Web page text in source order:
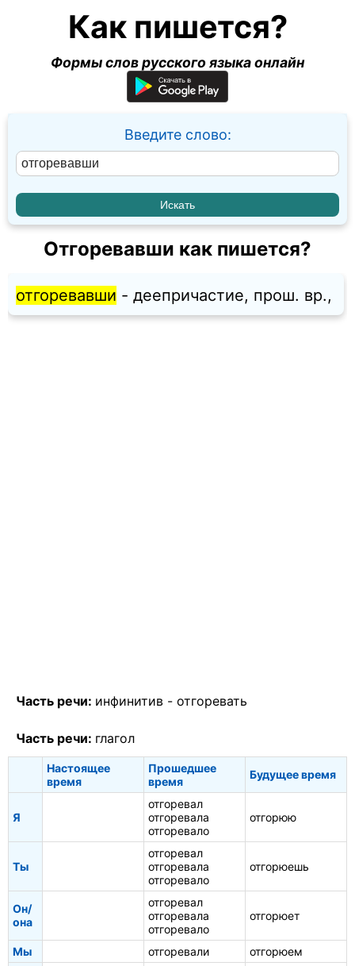
Как пишется?
Формы слов русского языка онлайн
Введите слово:
Отгоревавши как пишется?
отгоревавши - деепричастие, прош. вр.,
Часть речи: инфинитив - отгоревать
Часть речи: глагол
Настоящее
время
Прошедшее
время
Будущее время
Я
отгоревал
отгоревала
отгоревало
отгорюю
Ты
отгоревал
отгоревала
отгоревало
отгорюешь
Он/
она
отгоревал
отгоревала
отгоревало
отгорюет
Мы отгоревали
отгорюем